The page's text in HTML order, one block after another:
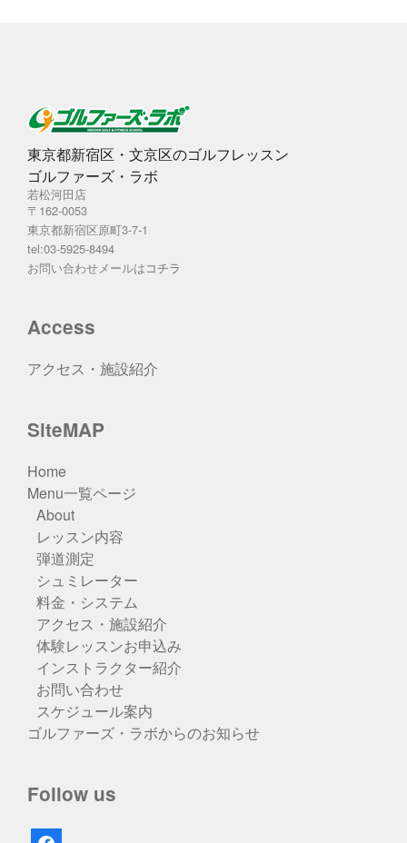
東京都新宿区・文京区のゴルフレッスン
ゴルファーズ・ラボ
若松河田店
〒162-0053
東京都新宿区原町3-7-1
tel:03-5925-8494
お問い合わせメールはコチラ
Access
アクセス・施設紹介
SiteMAP
Home
Menu一覧ページ
About
レッスン内容
弾道測定
シュミレーター
料金・システム
アクセス・施設紹介
体験レッスンお申込み
インストラクター紹介
お問い合わせ
スケジュール案内
ゴルファーズ・ラボからのお知らせ
Follow us
facebook